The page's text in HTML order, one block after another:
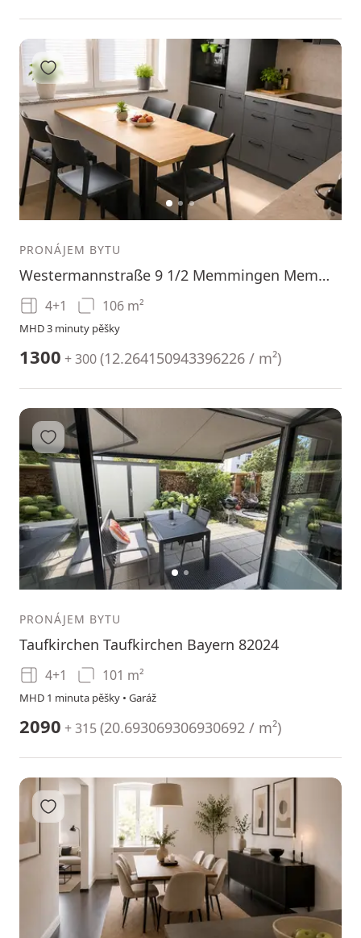
12 3
Přidat do oblíbených
PRONÁJEM BYTU
Westermannstraße 9 1/2 Memmingen Memmingen Bayern 87700
4+1 106 m²
MHD 3 minuty pěšky
1300 + 300(12.264150943396226 / m²)
12
Přidat do oblíbených
PRONÁJEM BYTU
Taufkirchen Taufkirchen Bayern 82024
4+1 101 m²
MHD 1 minuta pěšky • Garáž
2090 + 315(20.693069306930692 / m²)
Přidat do oblíbených